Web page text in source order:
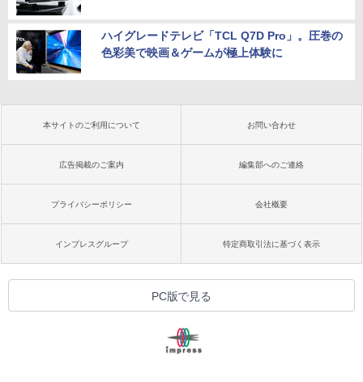
ハイグレードテレビ「TCL Q7D Pro」。圧巻の
色彩美で映画＆ゲームが極上体験に
本サイトのご利用について お問い合わせ
広告掲載のご案内 編集部へのご連絡
プライバシーポリシー 会社概要
インプレスグループ 特定商取引法に基づく表示
PC版で見る